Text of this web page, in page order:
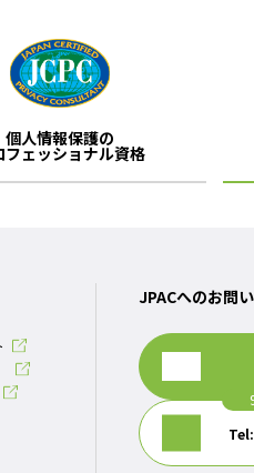
個人情報保護の
フェッショナル資格
JPACへのお問